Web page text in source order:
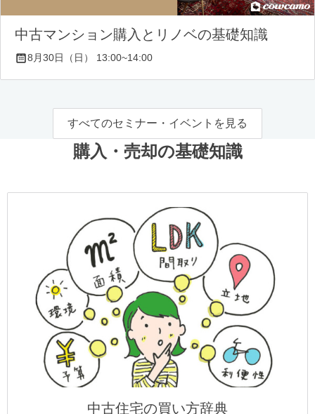
中古マンション購入とリノベの基礎知識
8月30日（日） 13:00~14:00
すべてのセミナー・イベントを見る
購入・売却の基礎知識
中古住宅の買い方辞典